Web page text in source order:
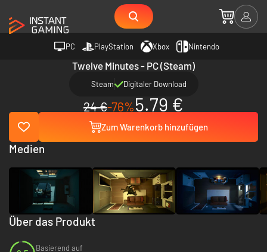
PC PlayStation Xbox Nintendo
Twelve Minutes - PC (Steam)
Steam Digitaler Download
24 €-76%5.79 €
Zum Warenkorb hinzufügen
Über das Produkt
Basierend auf
Medien